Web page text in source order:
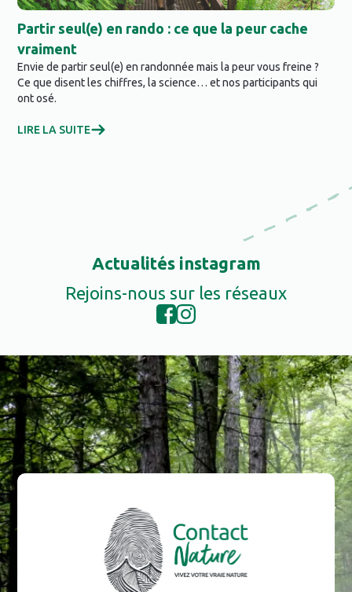
Partir seul(e) en rando : ce que la peur cache
vraiment
Envie de partir seul(e) en randonnée mais la peur vous freine ?
Ce que disent les chiffres, la science… et nos participants qui
ont osé.
LIRE LA SUITE
Actualités instagram
Rejoins-nous sur les réseaux